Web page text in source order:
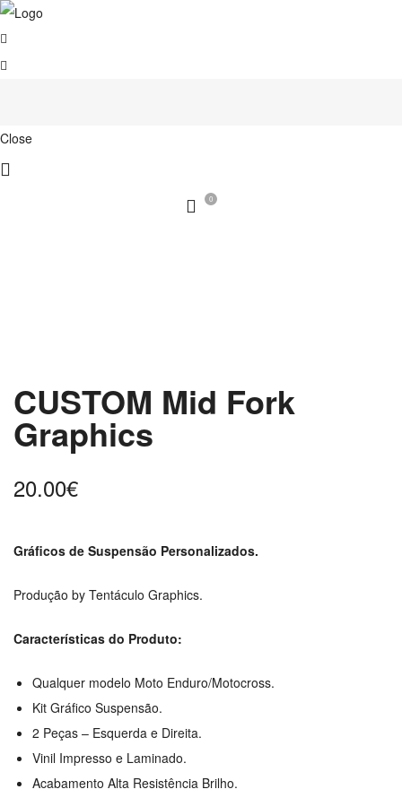
Close
0
CUSTOM Mid Fork
Graphics
20.00€
Gráficos de Suspensão Personalizados.
Produção by Tentáculo Graphics.
Características do Produto:
Qualquer modelo Moto Enduro/Motocross.
Kit Gráfico Suspensão.
2 Peças – Esquerda e Direita.
Vinil Impresso e Laminado.
Acabamento Alta Resistência Brilho.